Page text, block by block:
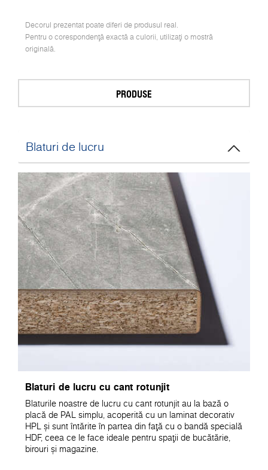
Decorul prezentat poate diferi de produsul real.
Pentru o corespondență exactă a culorii, utilizați o mostră
originală.
PRODUSE
Blaturi de lucru
Blaturi de lucru cu cant rotunjit
Blaturile noastre de lucru cu cant rotunjit au la bază o
placă de PAL simplu, acoperită cu un laminat decorativ
HPL și sunt întărite în partea din față cu o bandă specială
HDF, ceea ce le face ideale pentru spații de bucătărie,
birouri și magazine.